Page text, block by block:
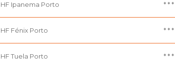
HF Ipanema Porto * *
HF Fénix Porto * *
HF Tuela Porto * * *